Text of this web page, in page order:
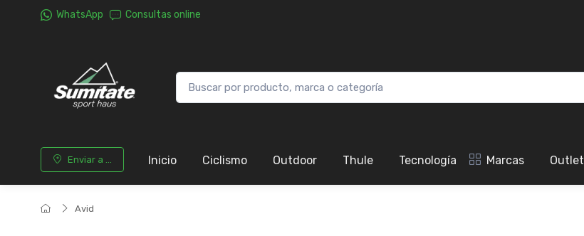
WhatsApp Consultas online
Enviar a ... Inicio Ciclismo Outdoor Thule Tecnología Marcas Outlet
Avid